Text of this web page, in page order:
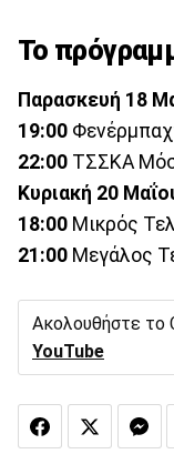
Το
Παρασκευή 18
19:00
22:00 ΤΣΣΚΑ
Κυριακή 20
18:00 Μικρός
21:00 Μεγάλος
Ακολουθήστε το
YouTube